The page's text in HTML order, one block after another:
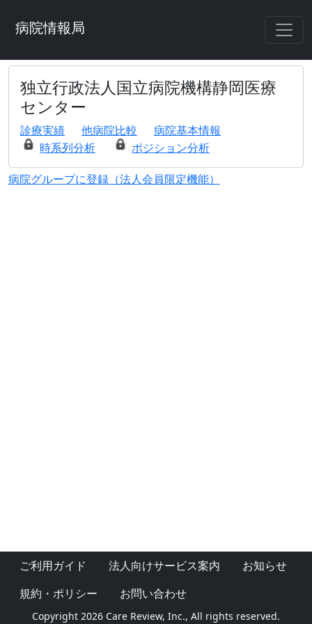
病院情報局
独立行政法人国立病院機構静岡医療
センター
診療実績 他病院比較
病院基本情報
時系列分析
ポジション分析
病院グループに登録（法人会員限定機能）
ご利用ガイド 法人向けサービス案内
お知らせ
規約・ポリシー
お問い合わせ
Copyright 2026 Care Review, Inc., All rights reserved.